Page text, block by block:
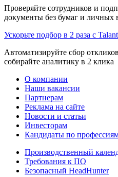
Проверяйте сотрудников и
документы без бумаг и личных
Ускорьте подбор в 2 раза с
Автоматизируйте сбор
собирайте аналитику в 2 клика
О компании
Наши вакансии
Партнерам
Реклама на сайте
Новости и статьи
Инвесторам
Кандидаты по
Производственный
Требования к ПО
Безопасный HeadHunter